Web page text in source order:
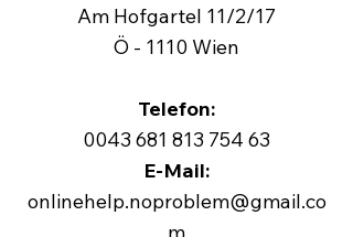
Am Hofgartel 11/2/17
Ö - 1110 Wien
Telefon:
0043 681 813 754 63
E-Mail:
onlinehelp.noproblem@gmail.co